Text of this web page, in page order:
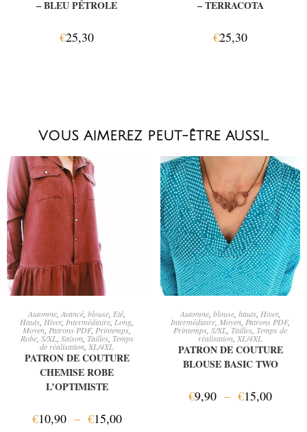
– BLEU PÉTROLE
€25,30
– TERRACOTA
€25,30
VOUS AIMEREZ PEUT-ÊTRE AUSSI…
CHOIX DES OPTIONS
Automne Avancé blouse Eté
Hauts Hiver, Intermédiaire Long
Moyen Patrons PDF, Printemps,
Robe, S/XL, Saison, Tailles, Temps
de réalisation XL/4XL
PATRON DE COUTURE
CHEMISE ROBE
L’OPTIMISTE
€10,90 – €15,00
CHOIX DES OPTIONS
Automne blouse hauts Hiver,
Intermédiaire Moyen Patrons PDF,
Printemps S/XL ,Tailles Temps de
réalisation XL/4XL
PATRON DE COUTURE
BLOUSE BASIC TWO
€9,90 – €15,00